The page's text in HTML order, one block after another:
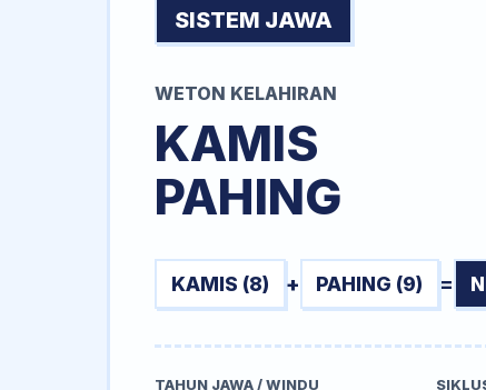
SISTEM JAWA
WETON KELAHIRAN
KAMIS
PAHING
KAMIS (8) + PAHING (9) =
TAHUN JAWA / WINDU